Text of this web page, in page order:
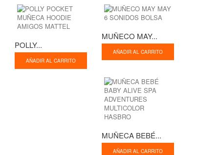
POLLY...
AÑADIR AL CARRITO
MUÑECO MAY...
AÑADIR AL CARRITO
MUÑECA BEBÉ...
AÑADIR AL CARRITO